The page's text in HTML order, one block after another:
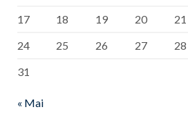
17
18 19 20 21
24
25 26 27 28
31
« Mai